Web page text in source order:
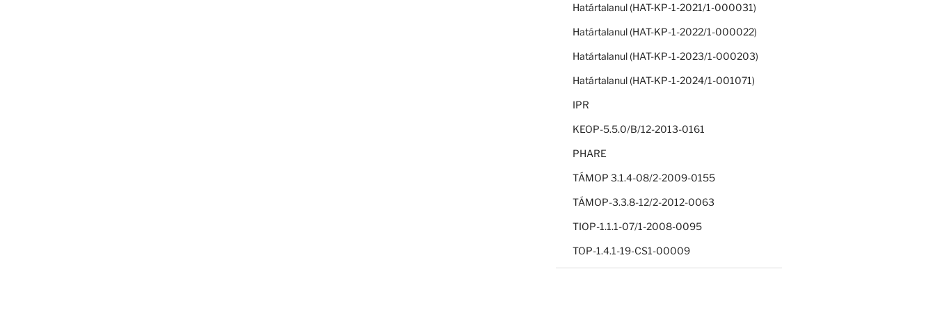
Határtalanul (HAT-KP-1-2021/1-000031)
Határtalanul (HAT-KP-1-2022/1-000022)
Határtalanul (HAT-KP-1-2023/1-000203)
Határtalanul (HAT-KP-1-2024/1-001071)
IPR
KEOP-5.5.0/B/12-2013-0161
PHARE
TÁMOP 3.1.4-08/2-2009-0155
TÁMOP-3.3.8-12/2-2012-0063
TIOP-1.1.1-07/1-2008-0095
TOP-1.4.1-19-CS1-00009